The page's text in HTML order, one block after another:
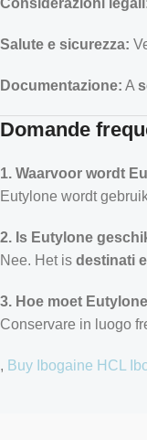
Salute e sicurezza:
Documentazione: A
Domande
1. Waarvoor wordt
Eutylone wordt
2. Is Eutylone
Nee. Het is destinati
3. Hoe moet
Conservare in luogo
, Buy Ibogaine HCL